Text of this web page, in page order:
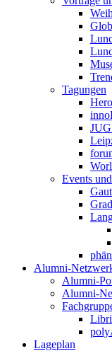
Tagungen
Events
Alumni-
Alumni-
Alumni-
Lageplan